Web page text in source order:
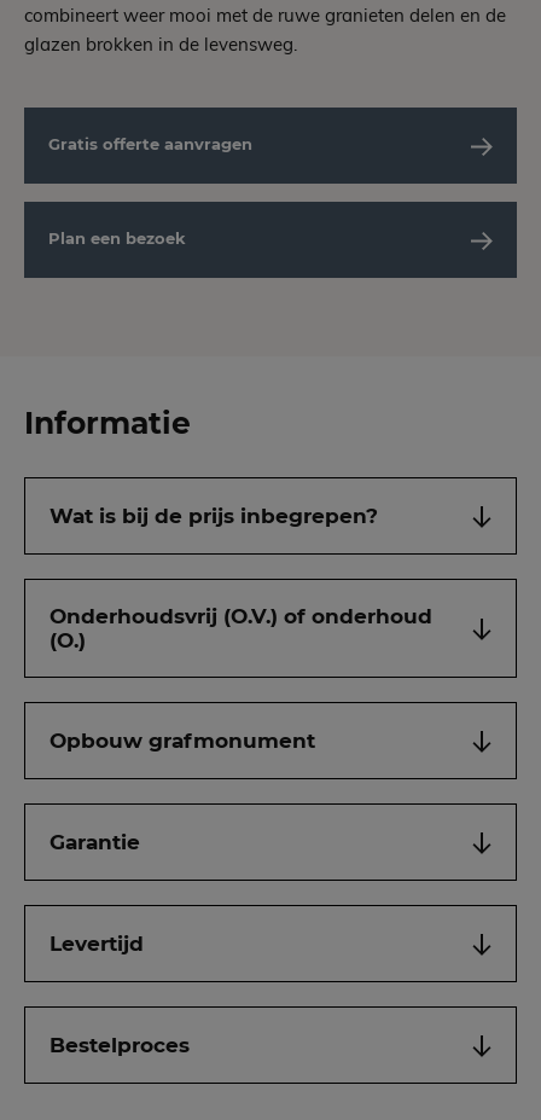
combineert weer mooi met de ruwe granieten delen en de
glazen brokken in de levensweg.
Gratis offerte aanvragen
Plan een bezoek
Informatie
Wat is bij de prijs inbegrepen?
Onderhoudsvrij (O.V.) of onderhoud
(O.)
Opbouw grafmonument
Garantie
Levertijd
Bestelproces